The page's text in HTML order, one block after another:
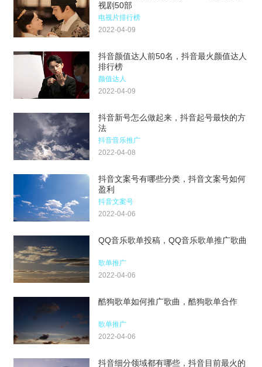
视剧50部
电视片排行榜
2022-04-09
抖音颜值达人前50名，抖音最火颜值达人
排行榜
颜值达人
2022-04-09
抖音新号怎么做起来，抖音起号最快的方
法
抖音音乐推广
2022-04-08
抖音文案号有哪些分类，抖音文案号如何
盈利
抖音文案号
2022-04-06
QQ音乐歌单投稿，QQ音乐歌单推广歌曲
歌单推广
2022-04-06
酷狗歌单如何推广歌曲，酷狗歌单合作
歌单推广
2022-04-06
抖音细分领域都有哪些，抖音目前最火的